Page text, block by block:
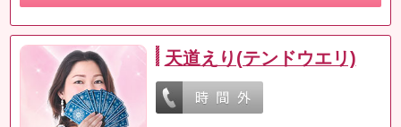
天道えり(テンドウエリ)